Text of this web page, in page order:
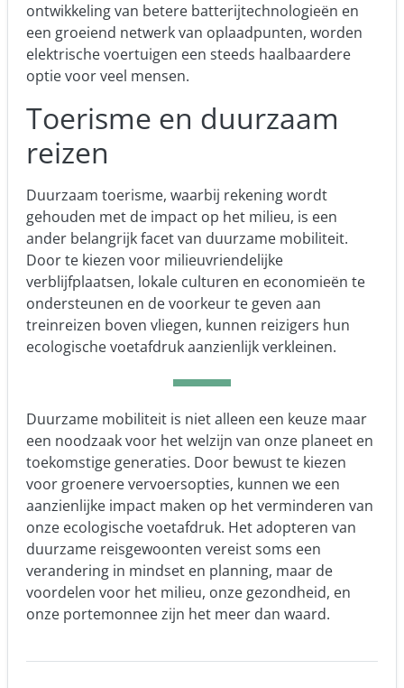
ontwikkeling van betere batterijtechnologieën en
een groeiend netwerk van oplaadpunten, worden
elektrische voertuigen een steeds haalbaardere
optie voor veel mensen.
Toerisme en duurzaam
reizen
Duurzaam toerisme, waarbij rekening wordt
gehouden met de impact op het milieu, is een
ander belangrijk facet van duurzame mobiliteit.
Door te kiezen voor milieuvriendelijke
verblijfplaatsen, lokale culturen en economieën te
ondersteunen en de voorkeur te geven aan
treinreizen boven vliegen, kunnen reizigers hun
ecologische voetafdruk aanzienlijk verkleinen.
Duurzame mobiliteit is niet alleen een keuze maar
een noodzaak voor het welzijn van onze planeet en
toekomstige generaties. Door bewust te kiezen
voor groenere vervoersopties, kunnen we een
aanzienlijke impact maken op het verminderen van
onze ecologische voetafdruk. Het adopteren van
duurzame reisgewoonten vereist soms een
verandering in mindset en planning, maar de
voordelen voor het milieu, onze gezondheid, en
onze portemonnee zijn het meer dan waard.